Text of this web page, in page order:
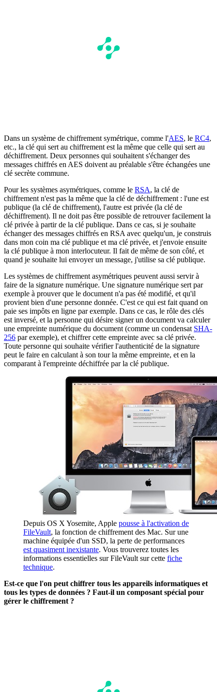
Dans un système de chiffrement symétrique, comme l'AES, le RC4,
etc., la clé qui sert au chiffrement est la même que celle qui sert au
déchiffrement. Deux personnes qui souhaitent s'échanger des
messages chiffrés en AES doivent au préalable s'être échangées une
clé secrète commune.
Pour les systèmes asymétriques, comme le RSA, la clé de
chiffrement n'est pas la même que la clé de déchiffrement : l'une est
publique (la clé de chiffrement), l'autre est privée (la clé de
déchiffrement). Il ne doit pas être possible de retrouver facilement la
clé privée à partir de la clé publique. Dans ce cas, si je souhaite
échanger des messages chiffrés en RSA avec quelqu'un, je construis
dans mon coin ma clé publique et ma clé privée, et j'envoie ensuite
la clé publique à mon interlocuteur. Il fait de même de son côté, et
quand je souhaite lui envoyer un message, j'utilise sa clé publique.
Les systèmes de chiffrement asymétriques peuvent aussi servir à
faire de la signature numérique. Une signature numérique sert par
exemple à prouver que le document n'a pas été modifié, et qu'il
provient bien d'une personne donnée. C'est ce qui est fait quand on
paie ses impôts en ligne par exemple. Dans ce cas, le rôle des clés
est inversé, et la personne qui désire signer un document va calculer
une empreinte numérique du document (comme un condensat SHA-
256 par exemple), et chiffrer cette empreinte avec sa clé privée.
Toute personne qui souhaite vérifier l'authenticité de la signature
peut le faire en calculant à son tour la même empreinte, et en la
comparant à l'empreinte déchiffrée par la clé publique.
Depuis OS X Yosemite, Apple pousse à l'activation de
FileVault, la fonction de chiffrement des Mac. Sur une
machine équipée d'un SSD, la perte de performances
est quasiment inexistante. Vous trouverez toutes les
informations essentielles sur FileVault sur cette fiche
technique.
Est-ce que l'on peut chiffrer tous les appareils informatiques et
tous les types de données ? Faut-il un composant spécial pour
gérer le chiffrement ?